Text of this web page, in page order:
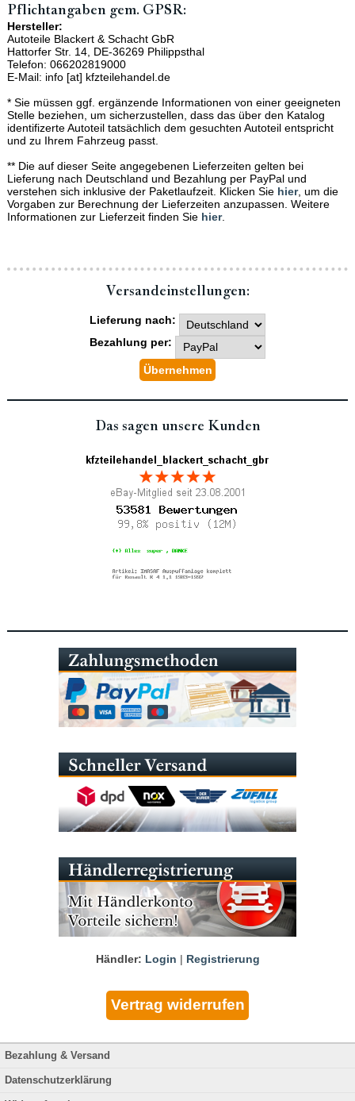
Pflichtangaben gem. GPSR:
Hersteller:
Autoteile Blackert & Schacht GbR
Hattorfer Str. 14, DE-36269 Philippsthal
Telefon: 066202819000
E-Mail: info [at] kfzteilehandel.de
* Sie müssen ggf. ergänzende Informationen von einer geeigneten
Stelle beziehen, um sicherzustellen, dass das über den Katalog
identifizerte Autoteil tatsächlich dem gesuchten Autoteil entspricht
und zu Ihrem Fahrzeug passt.
** Die auf dieser Seite angegebenen Lieferzeiten gelten bei
Lieferung nach Deutschland und Bezahlung per PayPal und
verstehen sich inklusive der Paketlaufzeit. Klicken Sie hier, um die
Vorgaben zur Berechnung der Lieferzeiten anzupassen. Weitere
Informationen zur Lieferzeit finden Sie hier.
Versand­einstellungen:
Lieferung nach:
Bezahlung per:
Das sagen unsere Kunden
Händler: Login | Registrierung
Bezahlung & Versand
Datenschutzerklärung